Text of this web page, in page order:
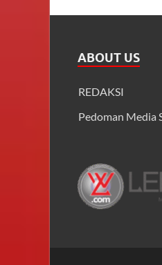
ABOUT US
REDAKSI
Pedoman Media